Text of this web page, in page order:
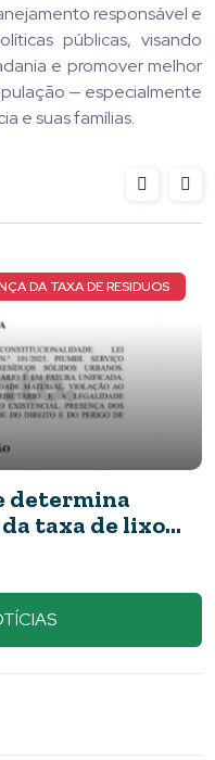
responsável e
públicas, visando
e promover melhor
— especialmente
e suas famílias.
NOVOS
do caso:
ferimentos e